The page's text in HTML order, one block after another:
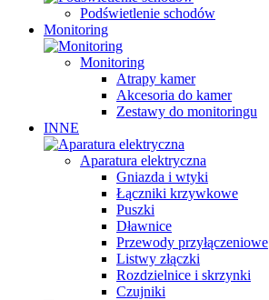
Podświetlenie schodów
Monitoring
Monitoring
Atrapy kamer
Akcesoria do kamer
Zestawy do monitoringu
INNE
Aparatura elektryczna
Gniazda i wtyki
Łączniki krzywkowe
Puszki
Dławnice
Przewody przyłączeniowe
Listwy złączki
Rozdzielnice i skrzynki
Czujniki